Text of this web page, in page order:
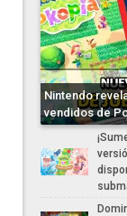
Nintendo
vendidos de